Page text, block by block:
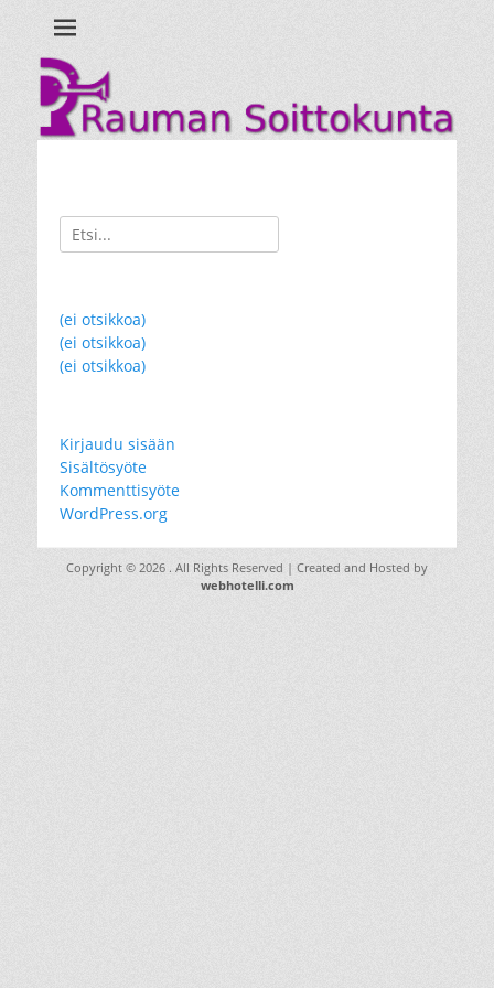
Search
for:
(ei otsikkoa)
(ei otsikkoa)
(ei otsikkoa)
Kirjaudu sisään
Sisältösyöte
Kommenttisyöte
WordPress.org
Copyright © 2026 . All Rights Reserved | Created and Hosted by
webhotelli.com